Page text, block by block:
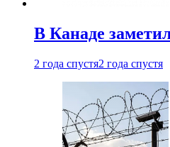
В Канаде
2 года спустя2 года спустя